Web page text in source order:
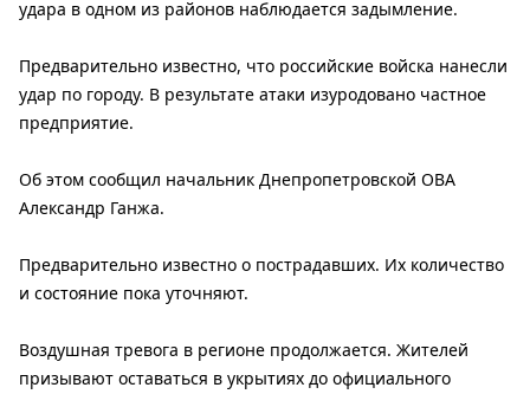
удара в одном из районов наблюдается задымление.
Предварительно известно, что российские войска нанесли
удар по городу. В результате атаки изуродовано частное
предприятие.
Об этом сообщил начальник Днепропетровской ОВА
Александр Ганжа.
Предварительно известно о пострадавших. Их количество
и состояние пока уточняют.
Воздушная тревога в регионе продолжается. Жителей
призывают оставаться в укрытиях до официального